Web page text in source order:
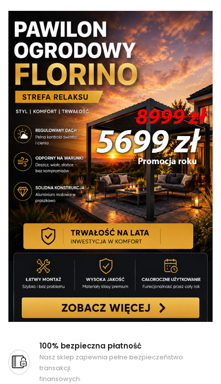
100% bezpieczna płatność
Nasz sklep zapewnia pełne bezpieczeństwo
transakcji
finansowych.